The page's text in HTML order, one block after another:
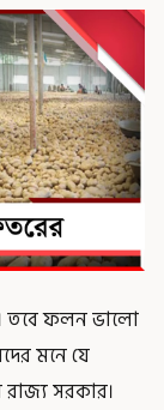
তবে ফলন ভালো
মনে যে
সরকার।